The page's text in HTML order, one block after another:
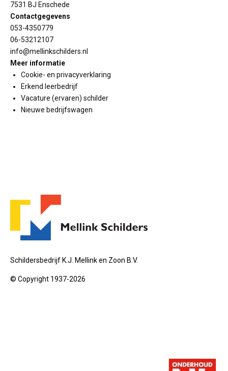
7531 BJ Enschede
Contactgegevens
053-4350779
06-53212107
info@mellinkschilders.nl
Meer informatie
Cookie- en privacyverklaring
Erkend leerbedrijf
Vacature (ervaren) schilder
Nieuwe bedrijfswagen
Schildersbedrijf K.J. Mellink en Zoon B.V.
© Copyright 1937-2026